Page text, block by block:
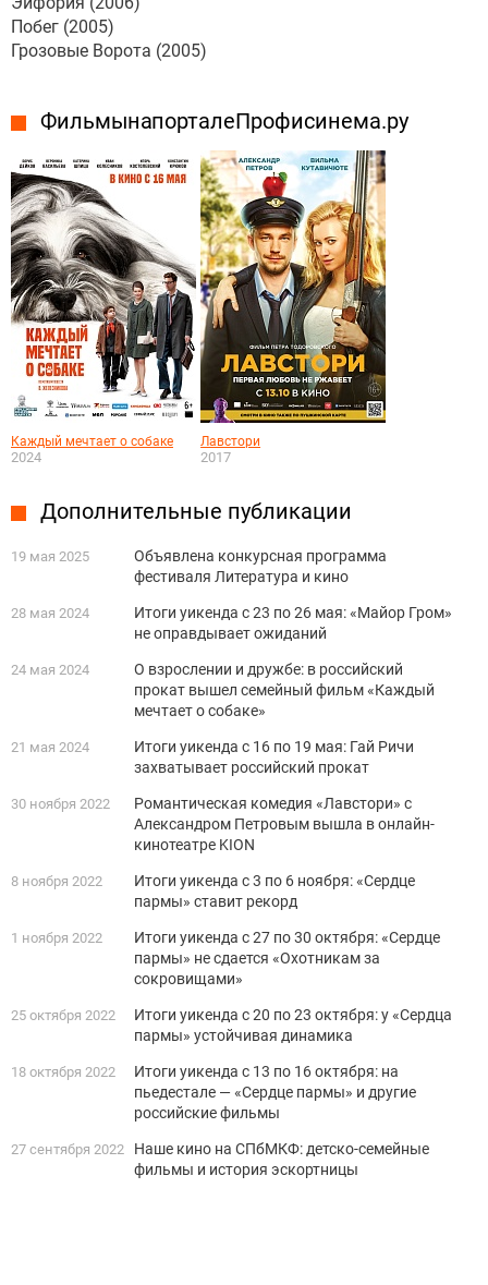
Побег (2005)
Грозовые Ворота (2005)
Фильмы на портале Профисинема.ру
Каждый мечтает о собаке
2024
Лавстори
2017
Дополнительные публикации
19 мая 2025
Объявлена конкурсная программа
фестиваля Литература и кино
28 мая 2024
Итоги уикенда с 23 по 26 мая: «Майор Гром»
не оправдывает ожиданий
24 мая 2024
О взрослении и дружбе: в российский
прокат вышел семейный фильм «Каждый
мечтает о собаке»
21 мая 2024
Итоги уикенда с 16 по 19 мая: Гай Ричи
захватывает российский прокат
30 ноября 2022
Романтическая комедия «Лавстори» с
Александром Петровым вышла в онлайн-
кинотеатре KION
8 ноября 2022
Итоги уикенда с 3 по 6 ноября: «Сердце
пармы» ставит рекорд
1 ноября 2022
Итоги уикенда с 27 по 30 октября: «Сердце
пармы» не сдается «Охотникам за
сокровищами»
25 октября 2022
Итоги уикенда с 20 по 23 октября: у «Сердца
пармы» устойчивая динамика
18 октября 2022
Итоги уикенда с 13 по 16 октября: на
пьедестале — «Сердце пармы» и другие
российские фильмы
27 сентября 2022
Наше кино на СПбМКФ: детско-семейные
фильмы и история эскортницы